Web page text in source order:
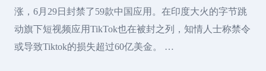
涨，6月29日封禁了59款中国应用。在印度大火的字节跳
动旗下短视频应用TikTok也在被封之列，知情人士称禁令
或导致Tiktok的损失超过60亿美金。 …